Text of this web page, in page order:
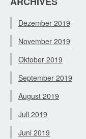
Dezember 2019
November 2019
Oktober 2019
September 2019
August 2019
Juli 2019
Juni 2019